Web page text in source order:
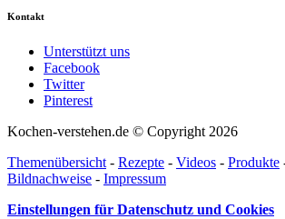
Kontakt
Unterstützt uns
Facebook
Twitter
Pinterest
Kochen-verstehen.de © Copyright 2026
Themenübersicht- Rezepte - Videos - Produkte
Bildnachweise - Impressum
Einstellungen für Datenschutz und Cookies